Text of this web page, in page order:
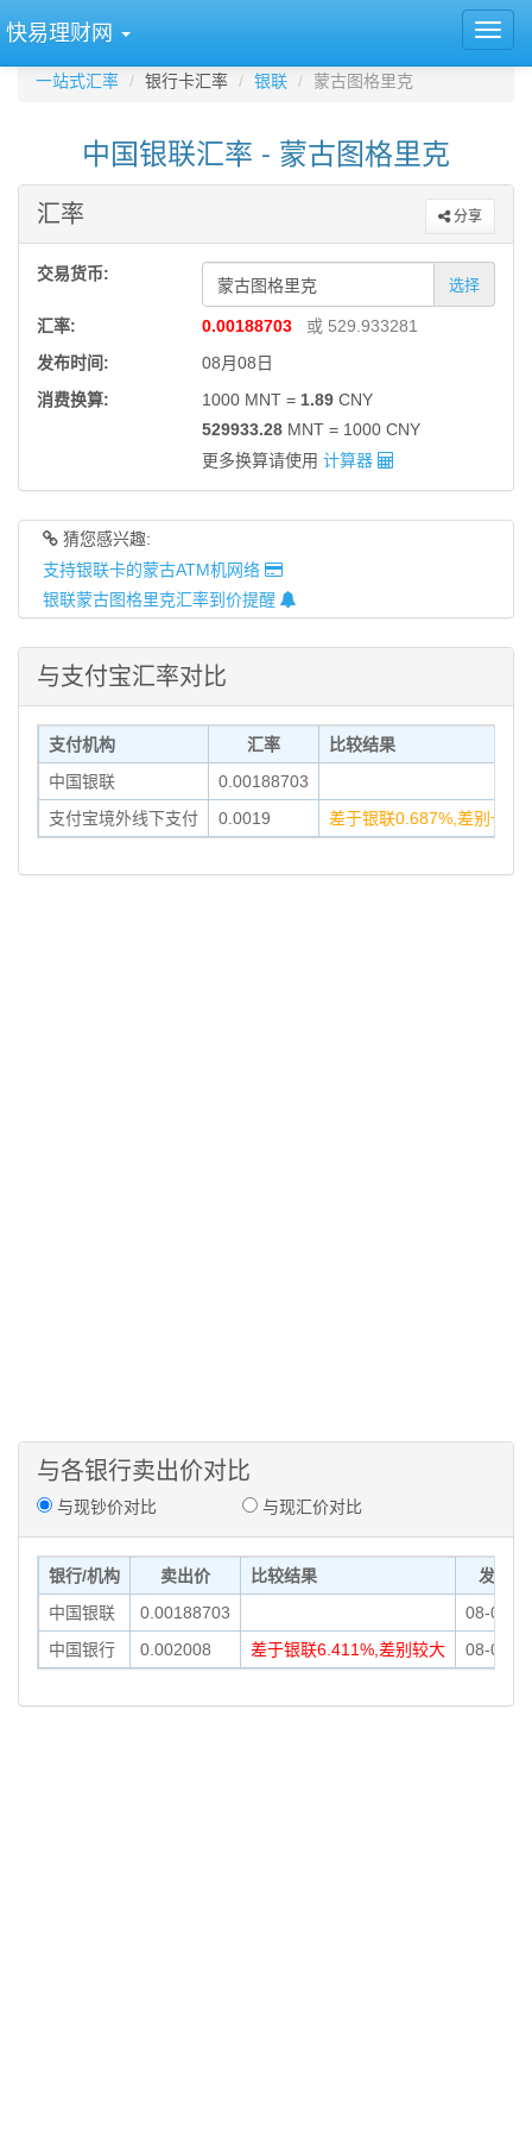
快易理财网
一站式汇率 银行卡汇率 银联 蒙古图格里克
中国银联汇率 - 蒙古图格里克
分享
汇率
交易货币:
选择
汇率: 0.00188703
或 529.933281
发布时间:
08月08日
消费换算:
1000 MNT = 1.89CNY
529933.28MNT = 1000 CNY
更多换算请使用 计算器
猜您感兴趣:
支持银联卡的蒙古ATM机网络
银联蒙古图格里克汇率到价提醒
与支付宝汇率对比
支付机构 汇率
比较结果
中国银联
0.00188703
支付宝境外线下支付
0.0019 差于银联0.687%,差别一般
与各银行卖出价对比
与现钞价对比 与现汇价对比
银行/机构 卖出价 比较结果
发布时
中国银联
0.00188703 08-08
中国银行
0.002008 差于银联6.411%,差别较大 08-08